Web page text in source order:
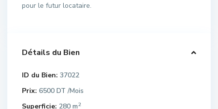
pour le futur locataire.
Détails du Bien
ID du Bien: 37022
Prix: 6500 DT /Mois
Superficie: 280 m2